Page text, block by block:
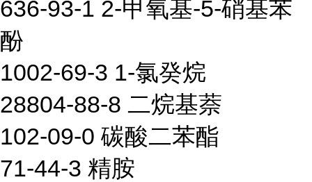
636-93-1 2-甲氧基-5-硝基苯
酚
1002-69-3 1-氯癸烷
28804-88-8 二烷基萘
102-09-0 碳酸二苯酯
71-44-3 精胺